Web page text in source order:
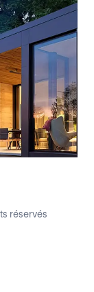
réservés